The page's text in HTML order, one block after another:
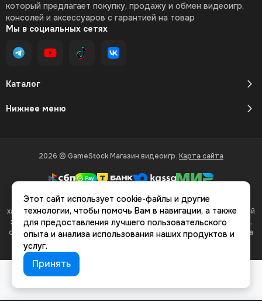
Каталог
Нижнее меню
который предлагает покупку, продажу и обмен видеоигр,
консолей и аксессуаров с гарантией на товар
Мы в социальных сетях
2026 © GameStock Магазин видеоигр. Карта сайта
Вся представленная на сайте информация, касающаяся
характеристик, стоимости товаров и услуг, носит информационный
характер и ни при каких условиях не является публичной офертой,
определяемой положениями Статьи 437(2) Гражданского кодекса
Этот сайт использует cookie-файлы и другие
технологии, чтобы помочь Вам в навигации, а также
для предоставления лучшего пользовательского
опыта и анализа использования наших продуктов и
услуг.
Принять